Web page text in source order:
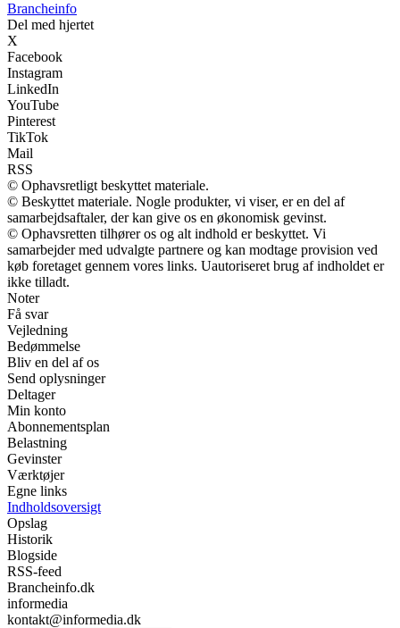
Brancheinfo
Del med hjertet
X
Facebook
Instagram
LinkedIn
YouTube
Pinterest
TikTok
Mail
RSS
© Ophavsretligt beskyttet materiale.
© Beskyttet materiale. Nogle produkter, vi viser, er en del af
samarbejdsaftaler, der kan give os en økonomisk gevinst.
© Ophavsretten tilhører os og alt indhold er beskyttet. Vi
samarbejder med udvalgte partnere og kan modtage provision ved
køb foretaget gennem vores links. Uautoriseret brug af indholdet er
ikke tilladt.
Noter
Få svar
Vejledning
Bedømmelse
Bliv en del af os
Send oplysninger
Deltager
Min konto
Abonnementsplan
Belastning
Gevinster
Værktøjer
Egne links
Indholdsoversigt
Opslag
Historik
Blogside
RSS-feed
Brancheinfo.dk
informedia
kontakt@informedia.dk